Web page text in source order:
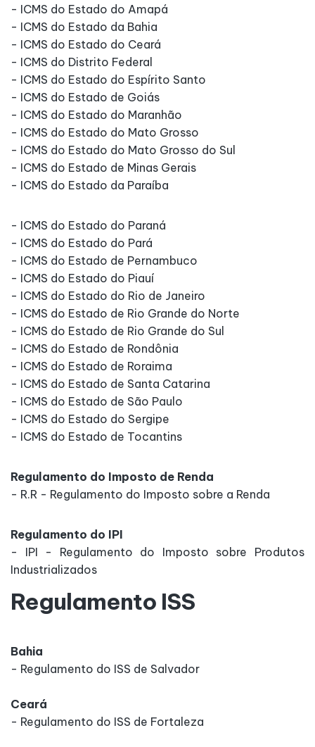
- ICMS do Estado do Amapá
- ICMS do Estado da Bahia
- ICMS do Estado do Ceará
- ICMS do Distrito Federal
- ICMS do Estado do Espírito Santo
- ICMS do Estado de Goiás
- ICMS do Estado do Maranhão
- ICMS do Estado do Mato Grosso
- ICMS do Estado do Mato Grosso do Sul
- ICMS do Estado de Minas Gerais
- ICMS do Estado da Paraíba
- ICMS do Estado do Paraná
- ICMS do Estado do Pará
- ICMS do Estado de Pernambuco
- ICMS do Estado do Piauí
- ICMS do Estado do Rio de Janeiro
- ICMS do Estado de Rio Grande do Norte
- ICMS do Estado de Rio Grande do Sul
- ICMS do Estado de Rondônia
- ICMS do Estado de Roraima
- ICMS do Estado de Santa Catarina
- ICMS do Estado de São Paulo
- ICMS do Estado do Sergipe
- ICMS do Estado de Tocantins
Regulamento do Imposto de Renda
- R.R - Regulamento do Imposto sobre a Renda
Regulamento do IPI
- IPI - Regulamento do Imposto sobre Produtos
Industrializados
Regulamento ISS
Bahia
- Regulamento do ISS de Salvador
Ceará
- Regulamento do ISS de Fortaleza